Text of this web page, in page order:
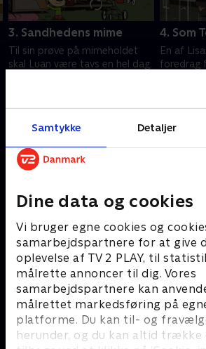
Samtykke Detaljer
Dine data og cookies
Vi bruger egne cookies og
samarbejdspartnere for at give
oplevelse af TV 2 PLAY, til
målrette annoncer til dig. Vores
samarbejdspartnere kan
målrettet markedsføring på
platforme. Du kan til- og
herunder, og du kan altid trække
3. Sandhedens mime
Til sin prøve på mimeholdet
skal Luan være tavs en hel dag.
4. Som
En af
foredrag
og Lisa
7. juni 2025
Andre så også
Modig og havfruen
Børneserier • 1 sæsoner